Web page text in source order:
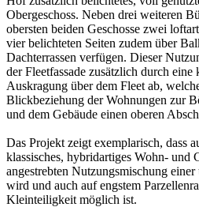
Obergeschoss. Neben drei weiteren
obersten beiden Geschosse zwei
vier belichteten Seiten zudem über
Dachterrassen verfügen. Dieser
der Fleetfassade zusätzlich durch
Auskragung über dem Fleet ab,
Blickbeziehung der Wohnungen zur
und dem Gebäude einen oberen
Das Projekt zeigt exemplarisch, dass
klassisches, hybridartiges Wohn- und
angestrebten Nutzungsmischung
wird und auch auf engstem
Kleinteiligkeit möglich ist.